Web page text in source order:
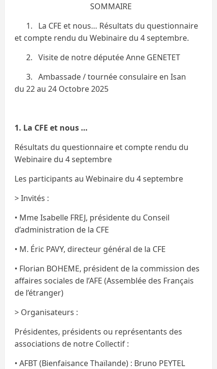
SOMMAIRE
1. La CFE et nous… Résultats du questionnaire
et compte rendu du Webinaire du 4 septembre.
2. Visite de notre députée Anne GENETET
3. Ambassade / tournée consulaire en Isan
du 22 au 24 Octobre 2025
1. La CFE et nous …
Résultats du questionnaire et compte rendu du
Webinaire du 4 septembre
Les participants au Webinaire du 4 septembre
> Invités :
• Mme Isabelle FREJ, présidente du Conseil
d’administration de la CFE
• M. Éric PAVY, directeur général de la CFE
• Florian BOHEME, président de la commission des
affaires sociales de l’AFE (Assemblée des Français
de l’étranger)
> Organisateurs :
Présidentes, présidents ou représentants des
associations de notre Collectif :
• AFBT (Bienfaisance Thaïlande) : Bruno PEYTEL